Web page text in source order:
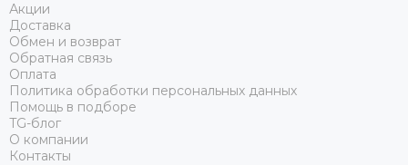
Акции
Доставка
Обмен и возврат
Обратная связь
Оплата
Политика обработки персональных данных
Помощь в подборе
TG-блог
О компании
Контакты